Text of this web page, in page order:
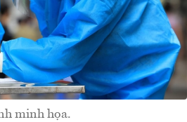
minh họa.